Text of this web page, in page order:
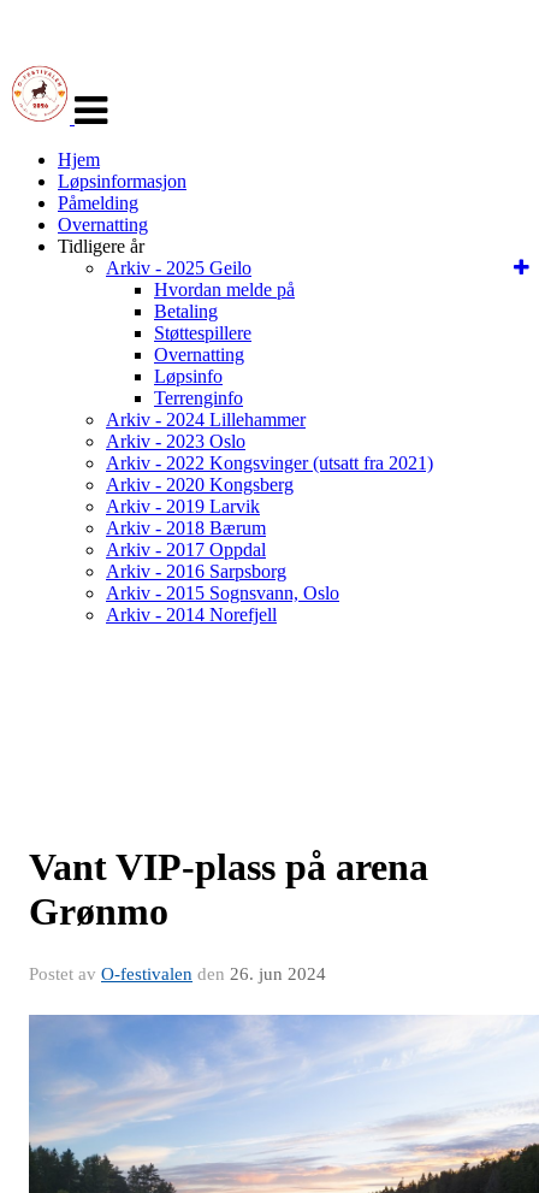
navigasjon
Hjem
Løpsinformasjon
Påmelding
Overnatting
Tidligere år
Arkiv - 2025 Geilo
Hvordan melde på
Betaling
Støttespillere
Overnatting
Løpsinfo
Terrenginfo
Arkiv - 2024 Lillehammer
Arkiv - 2023 Oslo
Arkiv - 2022 Kongsvinger (utsatt fra 2021)
Arkiv - 2020 Kongsberg
Arkiv - 2019 Larvik
Arkiv - 2018 Bærum
Arkiv - 2017 Oppdal
Arkiv - 2016 Sarpsborg
Arkiv - 2015 Sognsvann, Oslo
Arkiv - 2014 Norefjell
Vant VIP-plass på arena
Grønmo
Postet av O-festivalen den 26. jun 2024